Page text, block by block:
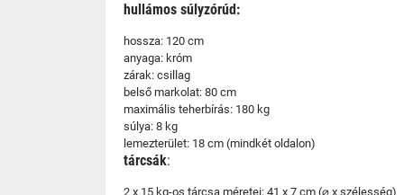
hullámos súlyzórúd:
hossza: 120 cm
anyaga: króm
zárak: csillag
belső markolat: 80 cm
maximális teherbírás: 180 kg
súlya: 8 kg
lemezterület: 18 cm (mindkét oldalon)
tárcsák:
2 x 15 kg-os tárcsa méretei: 41 x 7 cm (⌀ x szélesség)